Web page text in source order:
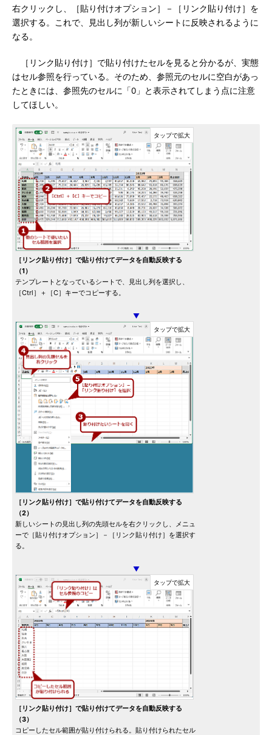
右クリックし、［貼り付けオプション］－［リンク貼り付け］を
選択する。これで、見出し列が新しいシートに反映されるように
なる。
［リンク貼り付け］で貼り付けたセルを見ると分かるが、実態
はセル参照を行っている。そのため、参照元のセルに空白があっ
たときには、参照先のセルに「0」と表示されてしまう点に注意
してほしい。
［リンク貼り付け］で貼り付けてデータを自動反映する
（1）
テンプレートとなっているシートで、見出し列を選択し、
［Ctrl］＋［C］キーでコピーする。
▼
［リンク貼り付け］で貼り付けてデータを自動反映する
（2）
新しいシートの見出し列の先頭セルを右クリックし、メニュ
ーで［貼り付けオプション］－［リンク貼り付け］を選択す
る。
▼
［リンク貼り付け］で貼り付けてデータを自動反映する
（3）
コピーしたセル範囲が貼り付けられる。貼り付けられたセル